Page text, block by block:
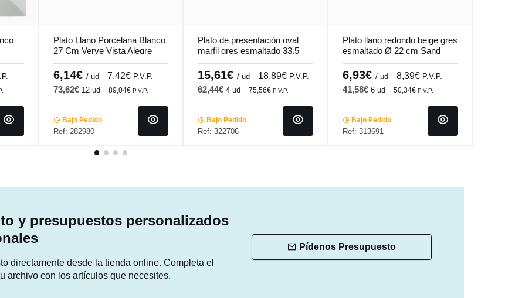
Plato Llano Porcelana Blanco
27 Cm Verve Vista Alegre
6,14€ / ud 7,42€ P.V.P.
73,62€ 12 ud 89,04€ P.V.P.
Bajo Pedido
Ref: 282980
Plato de presentación oval
marfil gres esmaltado 33,5
cm Pacific Pro.mundi
15,61€/ ud 18,89€ P.V.P.
62,44€4 ud 75,56€P.V.P.
Bajo Pedido
Ref: 322706
Plato llano redondo beige gres
esmaltado Ø 22 cm Sand
Accolade
6,93€/ ud 8,39€ P.V.P.
41,58€6 ud 50,34€P.V.P.
Bajo Pedido
Ref: 313691
y presupuestos personalizados
directamente desde la tienda online. Completa el
archivo con los artículos que necesites.
Pídenos Presupuesto